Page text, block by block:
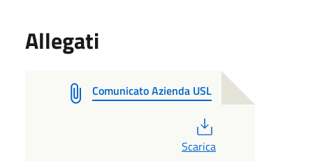
Allegati
Comunicato Azienda USL
Scarica